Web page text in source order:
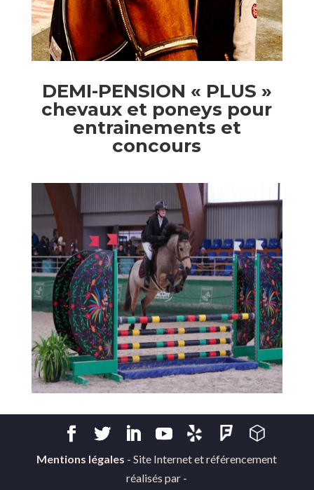
DEMI-PENSION « PLUS »
chevaux et poneys pour
entrainements et
concours
Mentions légales - Site Internet et référencement
réalisés par -